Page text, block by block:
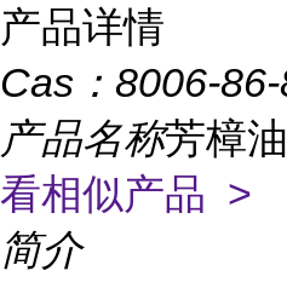
产品详情
Cas： 8006-
产品名称芳樟
看相似产品 >
简介